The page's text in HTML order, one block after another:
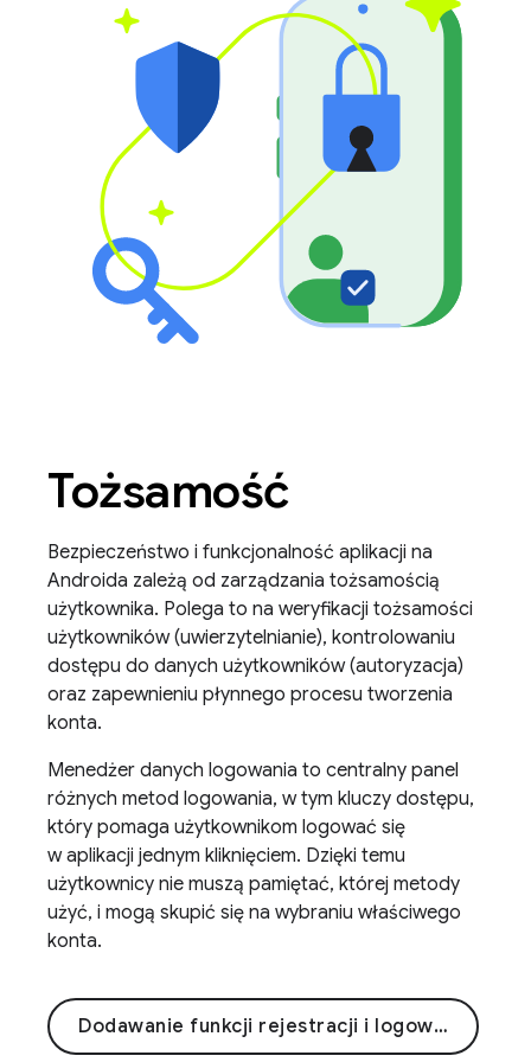
Tożsamość
Bezpieczeństwo i funkcjonalność aplikacji na
Androida zależą od zarządzania tożsamością
użytkownika. Polega to na weryfikacji tożsamości
użytkowników (uwierzytelnianie), kontrolowaniu
dostępu do danych użytkowników (autoryzacja)
oraz zapewnieniu płynnego procesu tworzenia
konta.
Menedżer danych logowania to centralny panel
różnych metod logowania, w tym kluczy dostępu,
który pomaga użytkownikom logować się
w aplikacji jednym kliknięciem. Dzięki temu
użytkownicy nie muszą pamiętać, której metody
użyć, i mogą skupić się na wybraniu właściwego
konta.
Dodawanie funkcji rejestracji i logowania